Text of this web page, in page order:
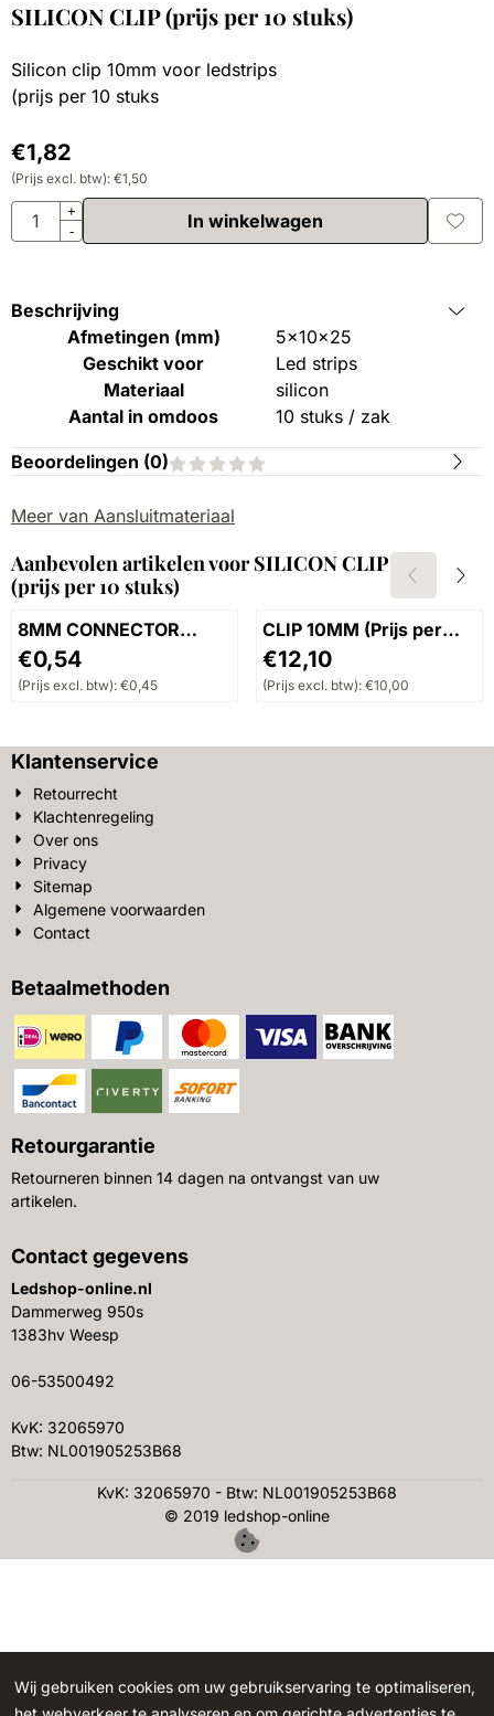
SILICON CLIP (prijs per 10 stuks)
Silicon clip 10mm voor ledstrips
(prijs per 10 stuks
€1,82
(Prijs excl. btw): €1,50
Aantal
+
-
In winkelwagen
Beschrijving
Afmetingen (mm)
5x10x25
Geschikt voor
Led strips
Materiaal
silicon
Aantal in omdoos
10 stuks / zak
Beoordelingen (0)
Meer van Aansluitmateriaal
Aanbevolen artikelen voorSILICON CLIP
(prijs per 10 stuks)
8MM CONNECTOR
DOUBLE
Prijs: 0,54, exclusief btw: 0,45
€0,54
(Prijs excl. btw): €0,45
CLIP 10MM (Prijs per
100st)
Prijs: 12,10, exclusief btw:
€12,10
(Prijs excl. btw): €10,00
Klantenservice
Retourrecht
Klachtenregeling
Over ons
Privacy
Sitemap
Algemene voorwaarden
Contact
Betaalmethoden
Retourgarantie
Retourneren binnen 14 dagen na ontvangst van uw
artikelen.
Contact gegevens
Ledshop-online.nl
Dammerweg 950s
1383hv Weesp
06-53500492
KvK: 32065970
Btw: NL001905253B68
KvK: 32065970 - Btw: NL001905253B68
© 2019 ledshop-online
Wij gebruiken cookies om uw gebruikservaring te optimaliseren,